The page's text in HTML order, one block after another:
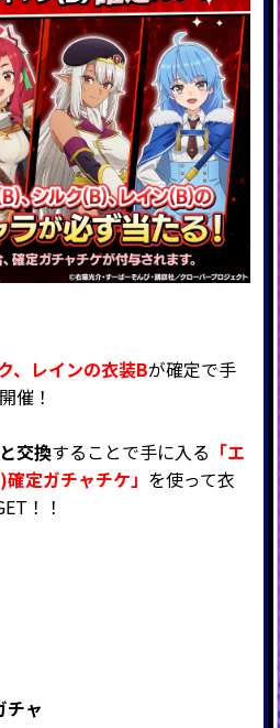
、レインの衣装Bが確定で手
催！
交換することで手に入る 「エ
定ガチャチケ」 を使って衣
！！
チャ